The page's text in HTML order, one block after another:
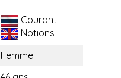
Courant
Notions
Femme